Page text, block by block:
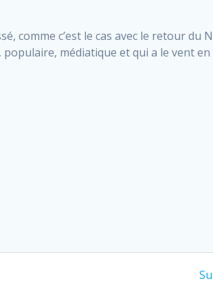
comme c’est le cas avec le retour
médiatique et qui a le vent